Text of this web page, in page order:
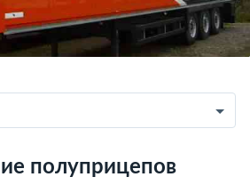
полуприцепов